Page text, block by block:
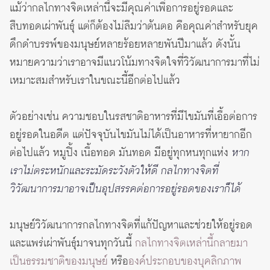
แม้ว่ากลไกทางจิตเหล่านี้จะมีคุณค่าเพื่อการอยู่รอดและ
สืบทอดเผ่าพันธุ์ แต่ก็ต้องไม่ลืมว่าต้นตอ คือคุณค่าสำหรับยุค
ดึกดำบรรพ์ของมนุษย์หลายร้อยหลายพันปีมาแล้ว ดังนั้น
หมายความว่าเราอาจมีแนวโน้มทางจิตใจที่วิวัฒนาการมาที่ไม่
เหมาะสมสำหรับเราในขณะนี้อีกต่อไปแล้ว
ตัวอย่างเช่น ความชอบในรสชาติอาหารที่มีไขมันที่เอื้อต่อการ
อยู่รอดในอดีต แต่ปัจจุบันไขมันไม่ได้เป็นอาหารที่หายากอีก
ต่อไปแล้ว หมูปิ้ง เนื้อทอด มันทอด มีอยู่ทุกหนทุกแห่ง หาก
เราไม่ตระหนักและระมัดระวังตัวให้ดี กลไกทางจิตที่
วิวัฒนาการมาอาจเป็นอุปสรรคต่อการอยู่รอดของเราก็ได้
มนุษย์วิวัฒนาการกลไกทางจิตที่แก้ปัญหาและช่วยให้อยู่รอด
และแพร่เผ่าพันธุ์มาจนทุกวันนี้กลไกทางจิตเหล่านี้กลายมา
เป็นธรรมชาติของมนุษย์ หรือองค์ประกอบของบุคลิกภาพ